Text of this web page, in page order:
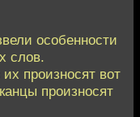
особенности
слов.
произносят вот
произносят